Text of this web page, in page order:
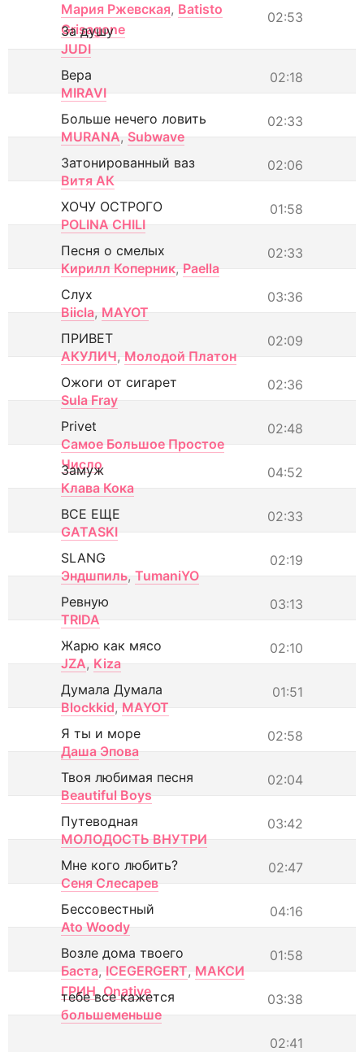
Мария Ржевская, Batisto
Grisagone
02:53
За душу
JUDI
02:18
Вера
MIRAVI
02:33
Больше нечего ловить
MURANA, Subwave
02:06
Затонированный ваз
Витя АК
01:58
ХОЧУ ОСТРОГО
POLINA CHILI
02:33
Песня о смелых
Кирилл Коперник, Paella
03:36
Слух
Biicla, MAYOT
02:09
ПРИВЕТ
АКУЛИЧ, Молодой Платон
02:36
Ожоги от сигарет
Sula Fray
02:48
Privet
Самое Большое Простое
Число
04:52
Замуж
Клава Кока
02:33
ВСЕ ЕЩЕ
GATASKI
02:19
SLANG
Эндшпиль, TumaniYO
03:13
Ревную
TRIDA
02:10
Жарю как мясо
JZA, Kiza
01:51
Думала Думала
Blockkid, MAYOT
02:58
Я ты и море
Даша Эпова
02:04
Твоя любимая песня
Beautiful Boys
03:42
Путеводная
МОЛОДОСТЬ ВНУТРИ
02:47
Мне кого любить?
Сеня Слесарев
04:16
Бессовестный
Ato Woody
01:58
Возле дома твоего
Баста, ICEGERGERT, МАКСИ
ГРИН, Onative 03:38
тебе все кажется
большеменьше
02:41